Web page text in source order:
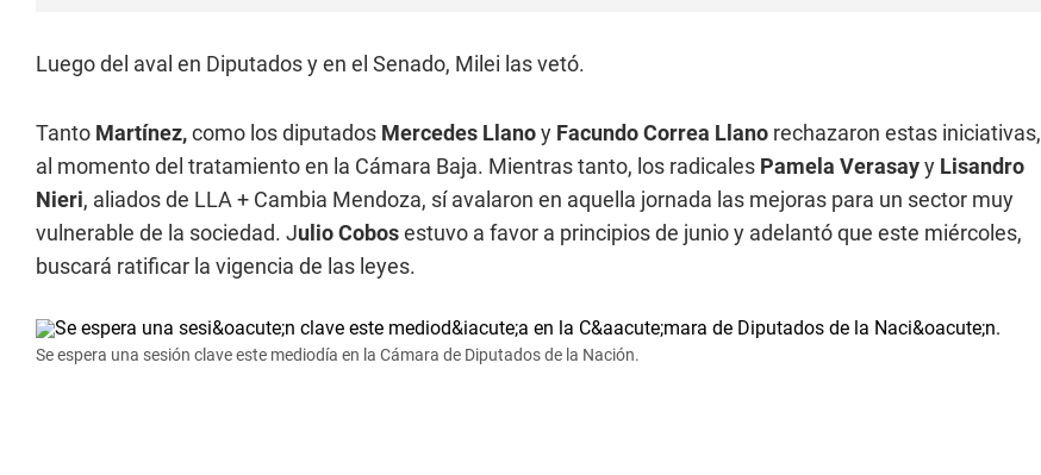
Luego del aval en Diputados y en el Senado, Milei las vetó.
Tanto Martínez,como los diputados Mercedes Llanoy Facundo Correa Llano rechazaron estas iniciativas,
al momento del tratamiento en la Cámara Baja. Mientras tanto, los radicales Pamela Verasayy Lisandro
Nieri, aliados de LLA + Cambia Mendoza, sí avalaron en aquella jornada las mejoras para un sector muy
vulnerable de la sociedad. Julio Cobosestuvo a favor a principios de junio y adelantó que este miércoles,
buscará ratificar la vigencia de las leyes.
Se espera una sesión clave este mediodía en la Cámara de Diputados de la Nación.